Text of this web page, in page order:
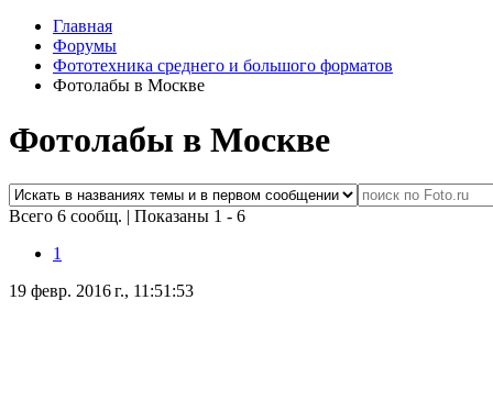
Главная
Форумы
Фототехника среднего и большого форматов
Фотолабы в Москве
Фотолабы в Москве
Всего 6 сообщ. | Показаны 1 - 6
1
19 февр. 2016 г., 11:51:53